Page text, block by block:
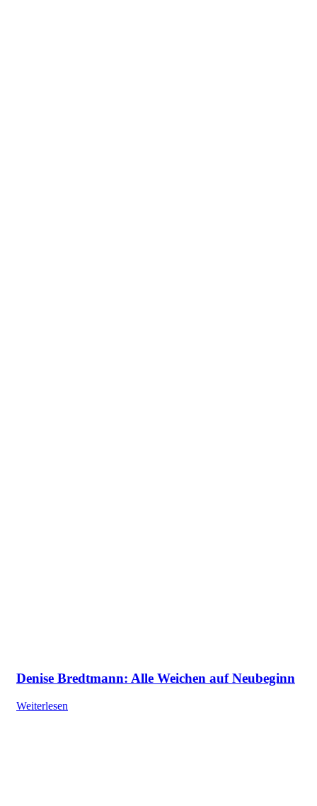
Denise Bredtmann: Alle Weichen auf Neubeginn
Weiterlesen